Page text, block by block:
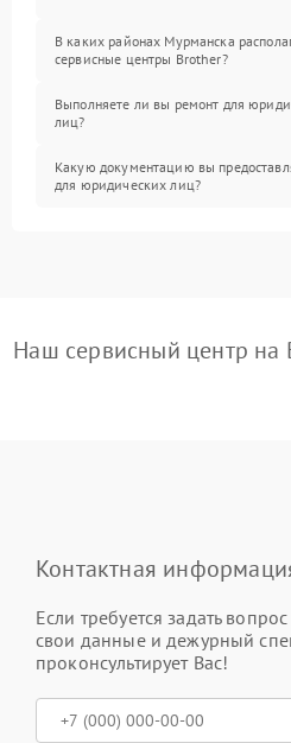
В каких районах Мурманска
сервисные центры Brother?
Выполняете ли вы ремонт для
лиц?
Какую документацию вы
для юридических лиц?
Наш сервисный центр на
Контактная
Если требуется задать
свои данные и дежурный
проконсультирует Вас!